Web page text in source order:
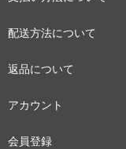
配送方法について
返品について
アカウント
会員登録